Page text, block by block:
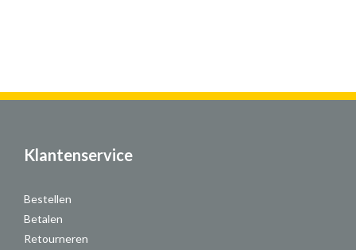
Klantenservice
Bestellen
Betalen
Retourneren